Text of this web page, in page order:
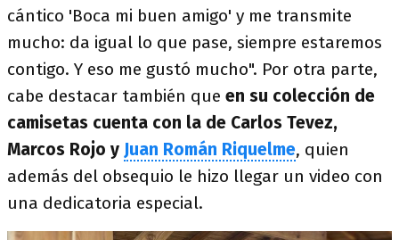
cántico 'Boca mi buen amigo' y me transmite
mucho: da igual lo que pase, siempre estaremos
contigo. Y eso me gustó mucho". Por otra parte,
cabe destacar también que en su colección de
camisetas cuenta con la de Carlos Tevez,
Marcos Rojo y Juan Román Riquelme, quien
además del obsequio le hizo llegar un video con
una dedicatoria especial.​